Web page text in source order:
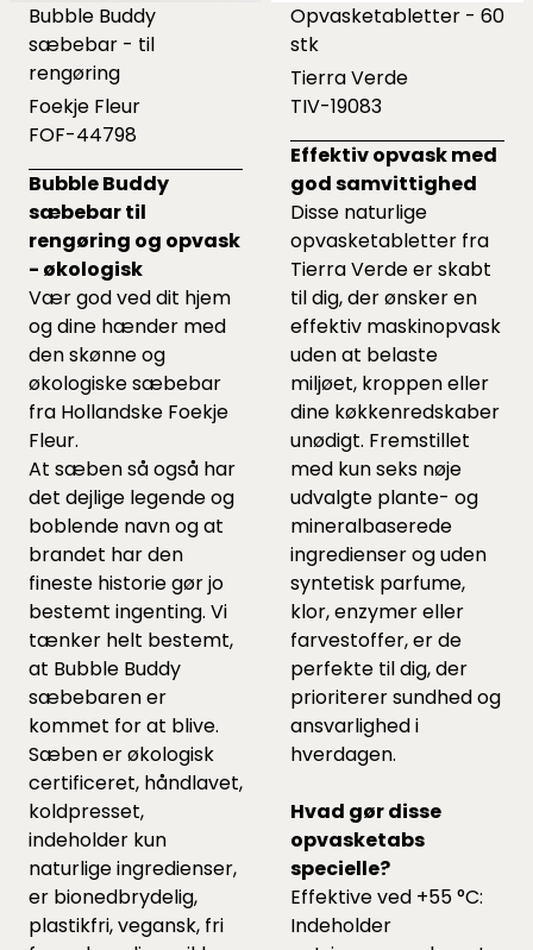
Bubble Buddy
sæbebar - til
rengøring
Foekje Fleur
FOF-44798
Bubble Buddy
sæbebar til
rengøring og opvask
- økologisk
Vær god ved dit hjem
og dine hænder med
den skønne og
økologiske sæbebar
fra Hollandske Foekje
Fleur.
At sæben så også har
det dejlige legende og
boblende navn og at
brandet har den
fineste historie gør jo
bestemt ingenting. Vi
tænker helt bestemt,
at Bubble Buddy
sæbebaren er
kommet for at blive.
Sæben er økologisk
certificeret, håndlavet,
koldpresset,
indeholder kun
naturlige ingredienser,
er bionedbrydelig,
plastikfri, vegansk, fri
Opvasketabletter - 60
stk
Tierra Verde
TIV-19083
Effektiv opvask med
god samvittighed
Disse naturlige
opvasketabletter fra
Tierra Verde er skabt
til dig, der ønsker en
effektiv maskinopvask
uden at belaste
miljøet, kroppen eller
dine køkkenredskaber
unødigt. Fremstillet
med kun seks nøje
udvalgte plante- og
mineralbaserede
ingredienser og uden
syntetisk parfume,
klor, enzymer eller
farvestoffer, er de
perfekte til dig, der
prioriterer sundhed og
ansvarlighed i
hverdagen.
Hvad gør disse
opvasketabs
specielle?
Effektive ved +55 °C:
Indeholder